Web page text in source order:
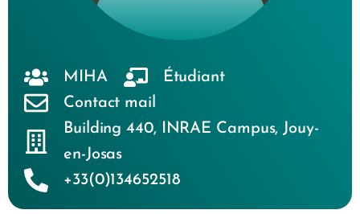
MIHA
Étudiant
Contact mail
Building 440, INRAE Campus,Jouy-
en-Josas
+33(0)134652518